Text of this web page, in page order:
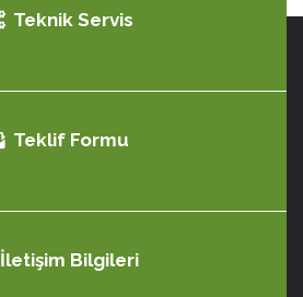
Teknik Servis
Teklif Formu
İletişim Bilgileri